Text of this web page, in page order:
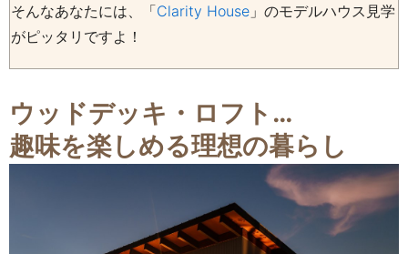
そんなあなたには、「Clarity House 」のモデルハウス見学
がピッタリですよ！
ウッドデッキ・ロフト…
趣味を楽しめる理想の暮らし